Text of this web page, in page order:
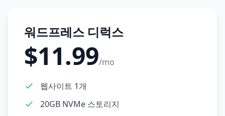
워드프레스 디럭스
$11.99/mo
웹사이트 1개
20GB NVMe 스토리지